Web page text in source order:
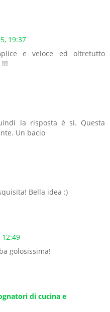
19:37
e veloce ed oltretutto
la risposta è si. Questa
Un bacio
Bella idea :)
golosissima!
di cucina e